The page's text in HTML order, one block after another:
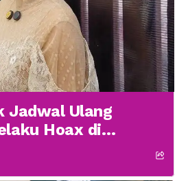
Jadwal Ulang
Hoax di